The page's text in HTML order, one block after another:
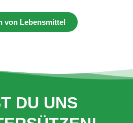
von Lebensmittel
DU UNS